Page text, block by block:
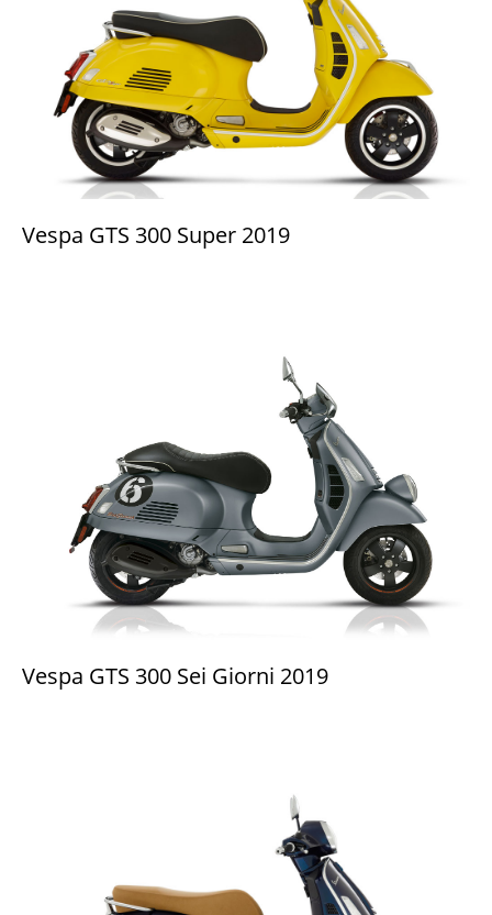
Vespa GTS 300 Super 2019
Vespa GTS 300 Sei Giorni 2019